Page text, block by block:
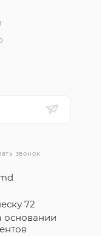
звонок
72
основании